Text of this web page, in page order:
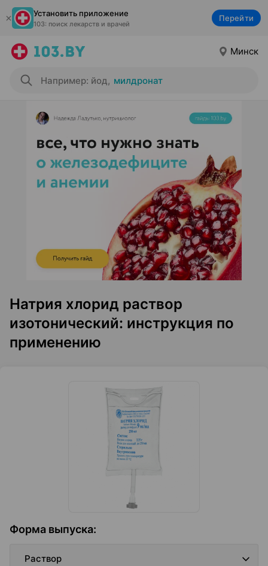
Установить приложение
103: поиск лекарств и врачей
Перейти
Минск
Например: йод, милдронат
Натрия хлорид раствор
изотонический: инструкция по
применению
Форма выпуска:
Раствор